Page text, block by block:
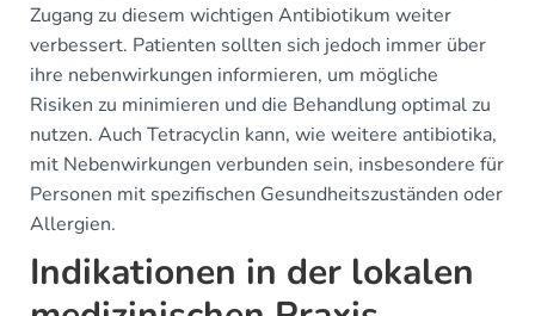
Zugang zu diesem wichtigen Antibiotikum weiter
verbessert. Patienten sollten sich jedoch immer über
ihre nebenwirkungen informieren, um mögliche
Risiken zu minimieren und die Behandlung optimal zu
nutzen. Auch Tetracyclin kann, wie weitere antibiotika,
mit Nebenwirkungen verbunden sein, insbesondere für
Personen mit spezifischen Gesundheitszuständen oder
Allergien.
Indikationen in der lokalen